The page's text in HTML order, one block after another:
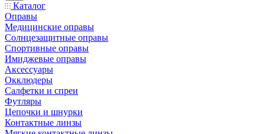
Каталог
Оправы
Медицинские оправы
Солнцезащитные оправы
Спортивные оправы
Имиджевые оправы
Аксессуары
Окклюдеры
Салфетки и спреи
Футляры
Цепочки и шнурки
Контактные линзы